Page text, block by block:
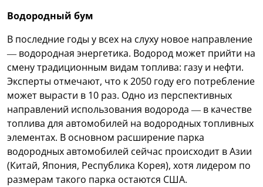
Водородный бум
В последние годы у всех на слуху новое направление
— водородная энергетика. Водород может прийти на
смену традиционным видам топлива: газу и нефти.
Эксперты отмечают, что к 2050 году его потребление
может вырасти в 10 раз. Одно из перспективных
направлений использования водорода — в качестве
топлива для автомобилей на водородных топливных
элементах. В основном расширение парка
водородных автомобилей сейчас происходит в Азии
(Китай, Япония, Республика Корея), хотя лидером по
размерам такого парка остаются США.